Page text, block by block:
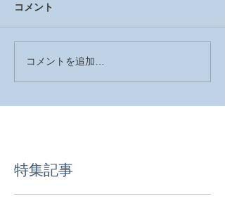
コメント
コメントを追加…
特集記事